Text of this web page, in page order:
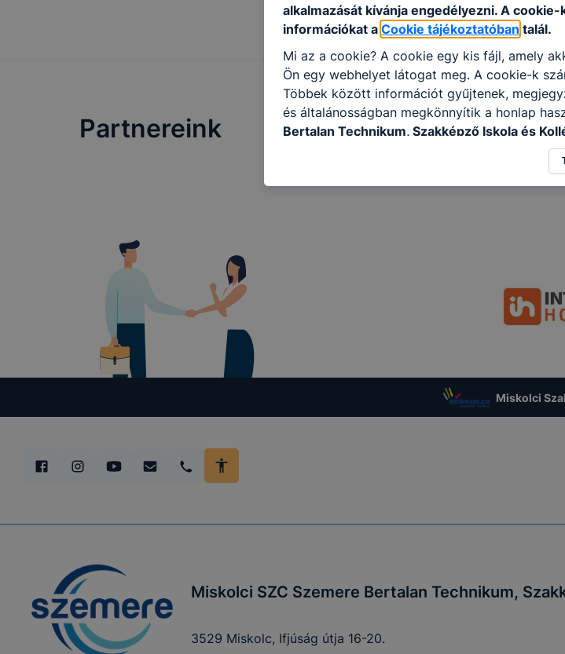
Partnereink
Miskolci
Miskolci SZC Szemere Bertalan Technikum,
3529 Miskolc, Ifjúság útja 16-20.
alkalmazását kívánja engedélyezni. A
információkat a Cookie tájékoztatóban talál.
Mi az a cookie? A cookie egy kis fájl, amely
Ön egy webhelyet látogat meg. A cookie-k
Többek között információt gyűjtenek,
és általánosságban megkönnyítik a honlap
Bertalan Technikum, Szakképző Iskola és
célokból használja: információ gyűjtése azzal
a honlapot -annak felmérésével, hogy a
használja leginkább, így megtudhatjuk,
általában megváltoztathatók. Felhívjuk
honlapunk használhatóságának és
tétele, a cookie-k alkalmazásának
előfordulhat, hogy felhasználóink nem lesznek
böngészőjében.